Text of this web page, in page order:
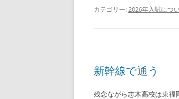
カテゴリー:2026年入試につ
新幹線で通う
残念ながら志木高校は東福